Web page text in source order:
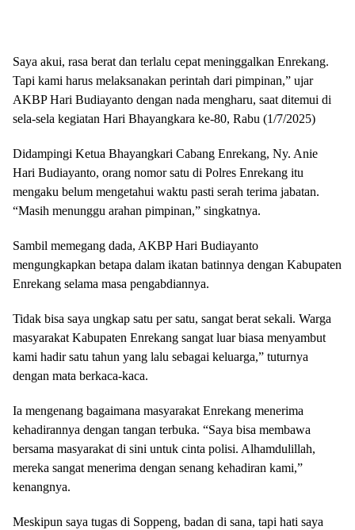
Saya akui, rasa berat dan terlalu cepat meninggalkan Enrekang.
Tapi kami harus melaksanakan perintah dari pimpinan,” ujar
AKBP Hari Budiayanto dengan nada mengharu, saat ditemui di
sela-sela kegiatan Hari Bhayangkara ke-80, Rabu (1/7/2025)
Didampingi Ketua Bhayangkari Cabang Enrekang, Ny. Anie
Hari Budiayanto, orang nomor satu di Polres Enrekang itu
mengaku belum mengetahui waktu pasti serah terima jabatan.
“Masih menunggu arahan pimpinan,” singkatnya.
Sambil memegang dada, AKBP Hari Budiayanto
mengungkapkan betapa dalam ikatan batinnya dengan Kabupaten
Enrekang selama masa pengabdiannya.
Tidak bisa saya ungkap satu per satu, sangat berat sekali. Warga
masyarakat Kabupaten Enrekang sangat luar biasa menyambut
kami hadir satu tahun yang lalu sebagai keluarga,” tuturnya
dengan mata berkaca-kaca.
Ia mengenang bagaimana masyarakat Enrekang menerima
kehadirannya dengan tangan terbuka. “Saya bisa membawa
bersama masyarakat di sini untuk cinta polisi. Alhamdulillah,
mereka sangat menerima dengan senang kehadiran kami,”
kenangnya.
Meskipun saya tugas di Soppeng, badan di sana, tapi hati saya